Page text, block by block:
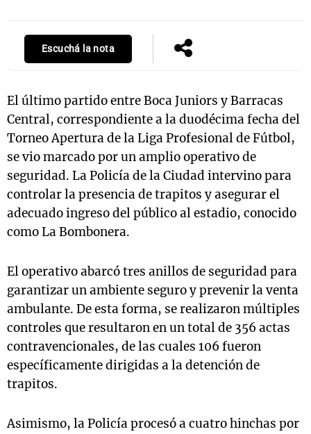
Escuchá la nota
El último partido entre Boca Juniors y Barracas
Central, correspondiente a la duodécima fecha del
Torneo Apertura de la Liga Profesional de Fútbol,
se vio marcado por un amplio operativo de
seguridad. La Policía de la Ciudad intervino para
controlar la presencia de trapitos y asegurar el
adecuado ingreso del público al estadio, conocido
como La Bombonera.
El operativo abarcó tres anillos de seguridad para
garantizar un ambiente seguro y prevenir la venta
ambulante. De esta forma, se realizaron múltiples
controles que resultaron en un total de 356 actas
contravencionales, de las cuales 106 fueron
específicamente dirigidas a la detención de
trapitos.
Asimismo, la Policía procesó a cuatro hinchas por